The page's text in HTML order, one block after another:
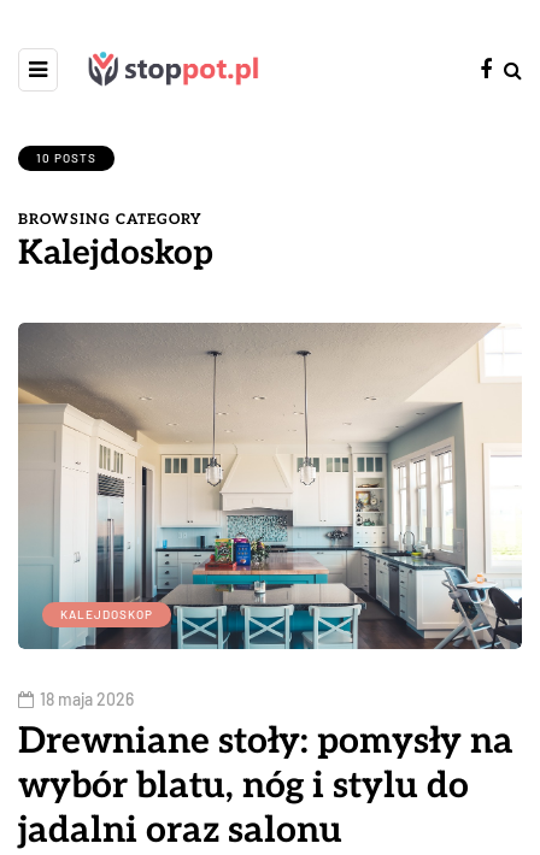
10 POSTS
BROWSING CATEGORY
Kalejdoskop
KALEJDOSKOP
18 maja 2026
Drewniane stoły: pomysły na
wybór blatu, nóg i stylu do
jadalni oraz salonu